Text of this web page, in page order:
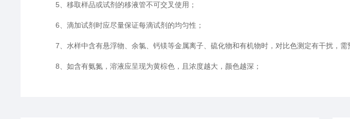
5、移取样品或试剂的移液管不可交叉使用；
6、滴加试剂时应尽量保证每滴试剂的均匀性；
7、水样中含有悬浮物、余氯、钙镁等金属离子、硫化物和有机物时，对比色测定有干扰，需
8、如含有氨氮，溶液应呈现为黄棕色，且浓度越大，颜色越深；